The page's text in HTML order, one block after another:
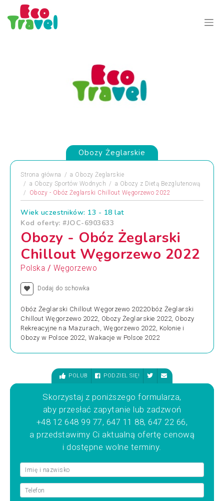
Obozy Żeglarskie
Strona główna a Obozy Żeglarskie
a Obozy Sportów Wodnych a Obozy z Dietą Bezglutenową
Obozy - Obóz Żeglarski Chillout Węgorzewo 2022
Wiek uczestników: 13 - 18 lat
Kod oferty: #JOC-6903633
Obozy - Obóz Żeglarski
Chillout Węgorzewo 2022
Polska / Węgorzewo
Dodaj do schowka
Obóz Żeglarski Chillout Węgorzewo 2022Obóz Żeglarski
Chillout Węgorzewo 2022, Obozy Żeglarskie 2022, Obozy
Rekreacyjne na Mazurach, Węgorzewo 2022, Kolonie i
Obozy w Polsce 2022, Wakacje w Polsce 2022
POLUB PODZIEL SIĘ!
Skorzystaj z poniższego formularza,
aby przesłać zapytanie lub zadzwoń
+48 12 648 99 77, 647 11 88, 647 22 66,
a przedstawimy Ci aktualną ofertę cenową
i dostępne wolne terminy.